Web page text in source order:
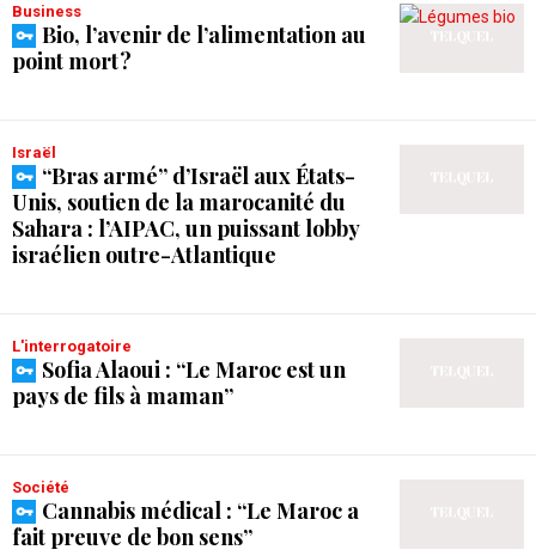
Business
Bio, l’avenir de l’alimentation au
point mort ?
Israël
“Bras armé” d’Israël aux États-
Unis, soutien de la marocanité du
Sahara : l’AIPAC, un puissant lobby
israélien outre-Atlantique
L'interrogatoire
Sofia Alaoui : “Le Maroc est un
pays de fils à maman”
Société
Cannabis médical : “Le Maroc a
fait preuve de bon sens”